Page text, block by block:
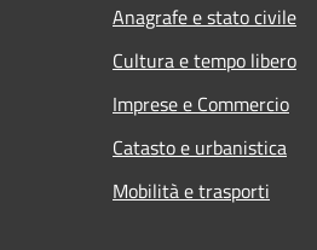
Anagrafe e stato civile
Cultura e tempo libero
Imprese e Commercio
Catasto e urbanistica
Mobilità e trasporti